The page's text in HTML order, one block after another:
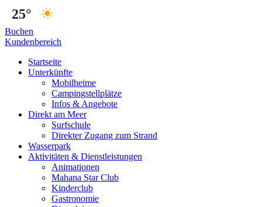
25°
Buchen
Kundenbereich
Startseite
Unterkünfte
Mobilheime
Campingstellplätze
Infos & Angebote
Direkt am Meer
Surfschule
Direkter Zugang zum Strand
Wasserpark
Aktivitäten & Dienstleistungen
Animationen
Mahana Star Club
Kinderclub
Gastronomie